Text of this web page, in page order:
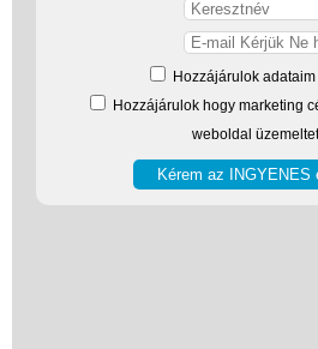
Hozzájárulok
Hozzájárulok hogy marketing
weboldal